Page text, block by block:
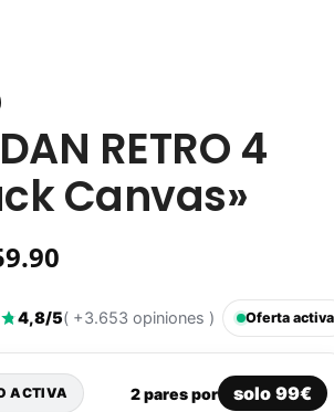
RETRO 4
Canvas»
4,8/5( +3.653 opiniones ) Oferta activa
ACTIVA 2 pares por solo 99€